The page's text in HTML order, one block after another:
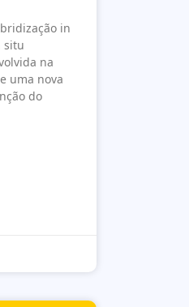
in
situ
na
uma nova
do